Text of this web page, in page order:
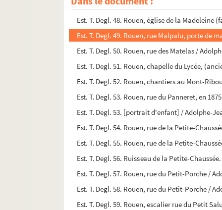
Est. T. Degl. 47. Rouen, église de la
Est. T. Degl. 48. Rouen, église de la Madeleine
Est. T. Degl. 49. Rouen, rue Malpalu, porte de
Est. T. Degl. 50. Rouen, rue des Matelas /
Est. T. Degl. 51. Rouen, chapelle du Lycée,
Est. T. Degl. 52. Rouen, chantiers au Mont-
Est. T. Degl. 53. Rouen, rue du Panneret, en
Est. T. Degl. 53. [portrait d'enfant] / Adolphe-
Est. T. Degl. 54. Rouen, rue de la Petite-
Est. T. Degl. 55. Rouen, rue de la Petite-
Est. T. Degl. 56. Ruisseau de la Petite-
Est. T. Degl. 57. Rouen, rue du Petit-Porche /
Est. T. Degl. 58. Rouen, rue du Petit-Porche /
Est. T. Degl. 59. Rouen, escalier rue du Petit